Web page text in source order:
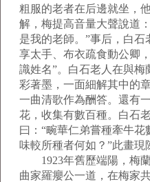
粗服的老者在后邊就坐，
解，梅提高音量大聲說道
是我的老師。”事后，白
享太手、布衣疏食動公卿
識姓名”。白石老人在與梅
彩著墨，一面細解其中的
一曲清歌作為酬答。還有
花，收集有數百種。白石
曰：“畹華仁弟嘗種牽牛
味較所種者何如？”此畫現
1923年舊歷端陽，梅蘭
曲家羅癭公一道，在梅家